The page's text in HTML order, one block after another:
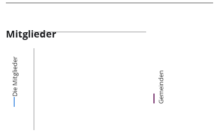
Mitglieder
Die Mitglieder Gemeinden